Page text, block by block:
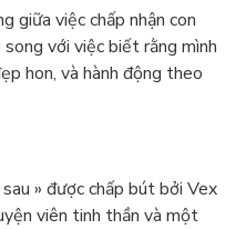
giữa việc chấp nhận con
với việc biết rằng mình
hon, và hành động theo
» được chấp bút bởi Vex
viên tinh thần và một